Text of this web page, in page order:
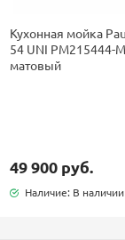
Кухонная мойка
54 UNI PM215444-
матовый
49 900 руб.
Наличие: В наличии